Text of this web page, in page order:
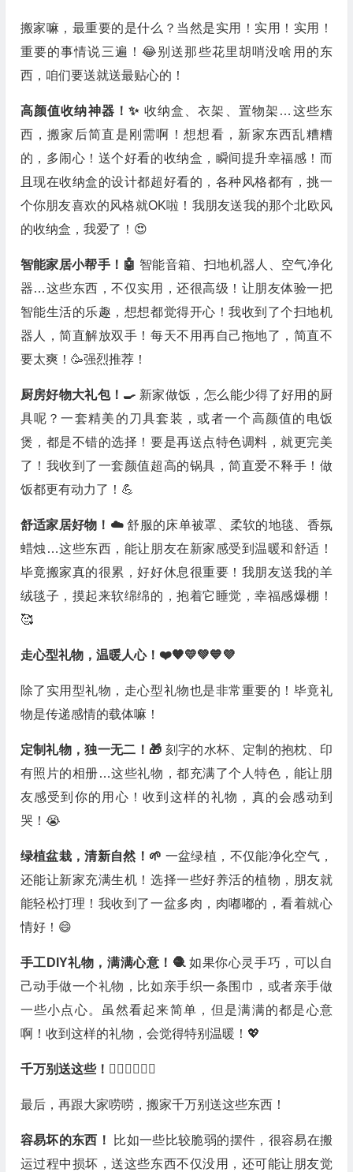
搬家嘛，最重要的是什么？当然是实用！实用！实用！
重要的事情说三遍！😂别送那些花里胡哨没啥用的东
西，咱们要送就送最贴心的！
高颜值收纳神器！✨ 收纳盒、衣架、置物架…这些东
西，搬家后简直是刚需啊！想想看，新家东西乱糟糟
的，多闹心！送个好看的收纳盒，瞬间提升幸福感！而
且现在收纳盒的设计都超好看的，各种风格都有，挑一
个你朋友喜欢的风格就OK啦！我朋友送我的那个北欧风
的收纳盒，我爱了！😍
智能家居小帮手！🤖 智能音箱、扫地机器人、空气净化
器…这些东西，不仅实用，还很高级！让朋友体验一把
智能生活的乐趣，想想都觉得开心！我收到了个扫地机
器人，简直解放双手！每天不用再自己拖地了，简直不
要太爽！🥳强烈推荐！
厨房好物大礼包！🍳 新家做饭，怎么能少得了好用的厨
具呢？一套精美的刀具套装，或者一个高颜值的电饭
煲，都是不错的选择！要是再送点特色调料，就更完美
了！我收到了一套颜值超高的锅具，简直爱不释手！做
饭都更有动力了！💪
舒适家居好物！☁️舒服的床单被罩、柔软的地毯、香氛
蜡烛…这些东西，能让朋友在新家感受到温暖和舒适！
毕竟搬家真的很累，好好休息很重要！我朋友送我的羊
绒毯子，摸起来软绵绵的，抱着它睡觉，幸福感爆棚！
🥰
走心型礼物，温暖人心！❤️🧡💛💚💙💜
除了实用型礼物，走心型礼物也是非常重要的！毕竟礼
物是传递感情的载体嘛！
定制礼物，独一无二！🎁 刻字的水杯、定制的抱枕、印
有照片的相册…这些礼物，都充满了个人特色，能让朋
友感受到你的用心！收到这样的礼物，真的会感动到
哭！😭
绿植盆栽，清新自然！🌱 一盆绿植，不仅能净化空气，
还能让新家充满生机！选择一些好养活的植物，朋友就
能轻松打理！我收到了一盆多肉，肉嘟嘟的，看着就心
情好！😄
手工DIY礼物，满满心意！🧶如果你心灵手巧，可以自
己动手做一个礼物，比如亲手织一条围巾，或者亲手做
一些小点心。虽然看起来简单，但是满满的都是心意
啊！收到这样的礼物，会觉得特别温暖！💖
千万别送这些！🙅‍♀️🙅‍♀️🙅‍♀️
最后，再跟大家唠唠，搬家千万别送这些东西！
容易坏的东西！ 比如一些比较脆弱的摆件，很容易在搬
运过程中损坏，送这些东西不仅没用，还可能让朋友觉